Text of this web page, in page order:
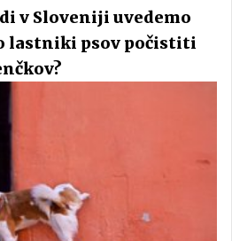
v Sloveniji uvedemo
lastniki psov počistiti